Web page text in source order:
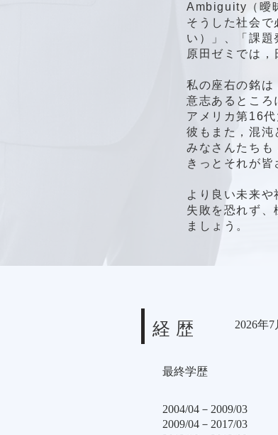
Ambiguity（曖
そうした社会
い）」、「課
原田ゼミでは
私の座右の銘は
意志あるところ
アメリカ第16
彼もまた，混沌
みなさんたちも
きっとそれが皆
より良い未来や
失敗を恐れず
ましょう。
経歴 2026年
最終学歴
2004/04－2009/03
2009/04－2017/03